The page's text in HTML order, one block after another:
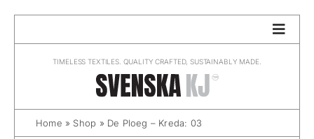
TIMELESS TEXTILES. QUALITY CRAFTED, SUSTAINABLY MADE.
Home » Shop » De Ploeg – Kreda: 03